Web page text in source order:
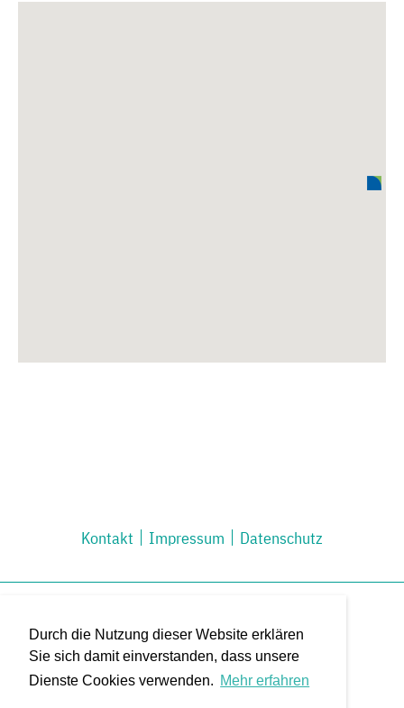
Durch die Nutzung dieser Website erklären
Sie sich damit einverstanden, dass unsere
Dienste Cookies verwenden. Mehr erfahren
Kontakt Impressum Datenschutz